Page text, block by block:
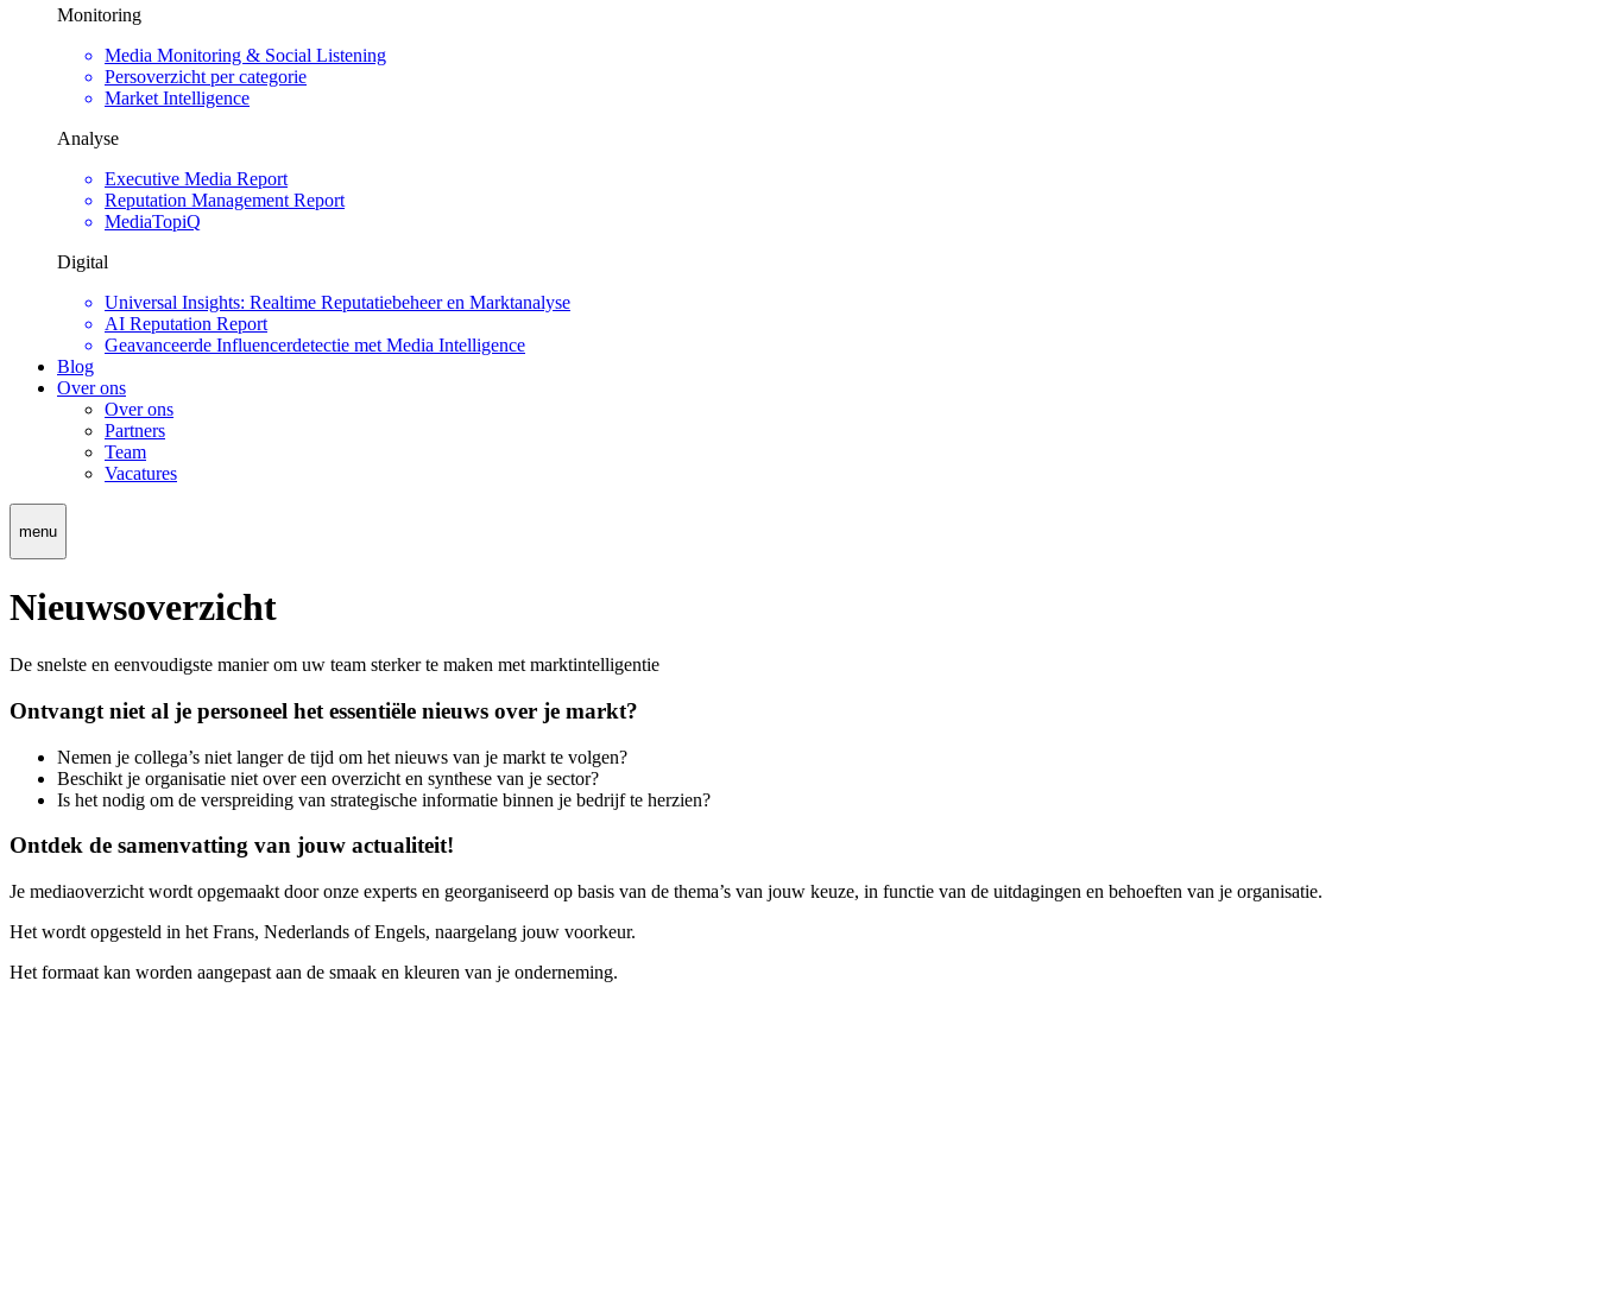
Monitoring
Media Monitoring & Social Listening
Persoverzicht per categorie
Market Intelligence
Analyse
Executive Media Report
Reputation Management Report
MediaTopiQ
Digital
Universal Insights: Realtime Reputatiebeheer en Marktanalyse
AI Reputation Report
Geavanceerde Influencerdetectie met Media Intelligence
Blog
Over ons
Over ons
Partners
Team
Vacatures
menu
Nieuwsoverzicht
De snelste en eenvoudigste manier om uw team sterker te maken met marktintelligentie
Ontvangt niet al je personeel het essentiële nieuws over je markt?
Nemen je collega’s niet langer de tijd om het nieuws van je markt te volgen?
Beschikt je organisatie niet over een overzicht en synthese van je sector?
Is het nodig om de verspreiding van strategische informatie binnen je bedrijf te herzien?
Ontdek de samenvatting van jouw actualiteit!
Je mediaoverzicht wordt opgemaakt door onze experts en georganiseerd op basis van de thema’s van jouw keuze, in functie van de uitdagingen en behoeften van je organisatie.
Het wordt opgesteld in het Frans, Nederlands of Engels, naargelang jouw voorkeur.
Het formaat kan worden aangepast aan de smaak en kleuren van je onderneming.